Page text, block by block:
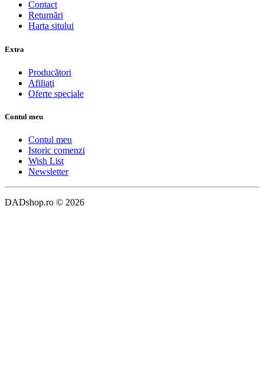
Contact
Returnări
Harta sitului
Extra
Producători
Afiliaţi
Oferte speciale
Contul meu
Contul meu
Istoric comenzi
Wish List
Newsletter
DADshop.ro © 2026